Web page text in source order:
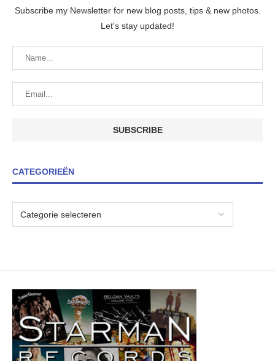
Subscribe my Newsletter for new blog posts, tips & new photos.
Let's stay updated!
CATEGORIEËN